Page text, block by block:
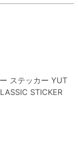
ステッカー YUT
STICKER